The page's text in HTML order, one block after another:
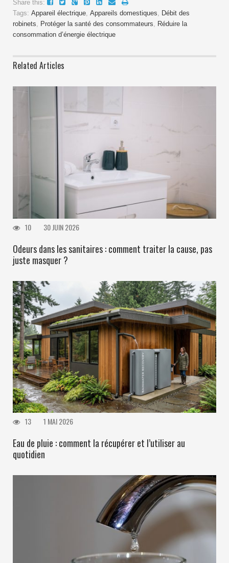
Share this:
Tags: Appareil électrique, Appareils domestiques, Débit des
robinets, Protéger la santé des consommateurs, Réduire la
consommation d’énergie électrique
Related Articles
10 30 JUIN 2026
Odeurs dans les sanitaires : comment traiter la cause, pas
juste masquer ?
13 1 MAI 2026
Eau de pluie : comment la récupérer et l’utiliser au
quotidien